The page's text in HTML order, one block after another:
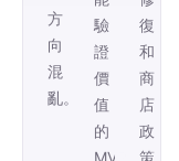
方
向
混
亂。
驗
證
價
值
的
MVP。
復
和
商
店
政
策